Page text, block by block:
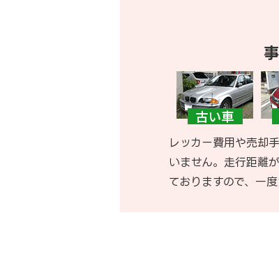
レッカー費用や売却
いません。走行距離
ておりますので、一